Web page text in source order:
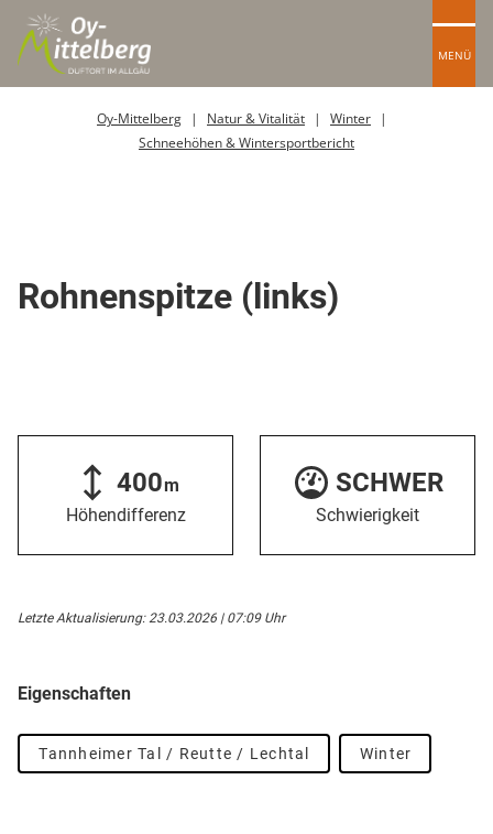
MENÜ
Oy-Mittelberg Natur & Vitalität
Winter
Schneehöhen & Wintersportbericht
Rohnenspitze (links)
400m
Höhendifferenz
SCHWER
Schwierigkeit
Letzte Aktualisierung: 23.03.2026 | 07:09 Uhr
Eigenschaften
Tannheimer Tal / Reutte / Lechtal Winter